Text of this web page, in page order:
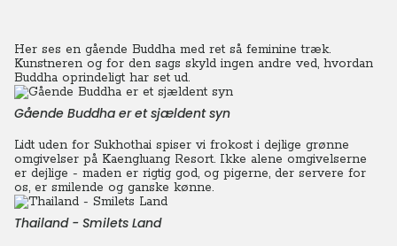
Her ses en gående Buddha med ret så feminine træk.
Kunstneren og for den sags skyld ingen andre ved, hvordan
Buddha oprindeligt har set ud.
Gående Buddha er et sjældent syn
Lidt uden for Sukhothai spiser vi frokost i dejlige grønne
omgivelser på Kaengluang Resort. Ikke alene omgivelserne
er dejlige - maden er rigtig god, og pigerne, der servere for
os, er smilende og ganske kønne.
Thailand - Smilets Land